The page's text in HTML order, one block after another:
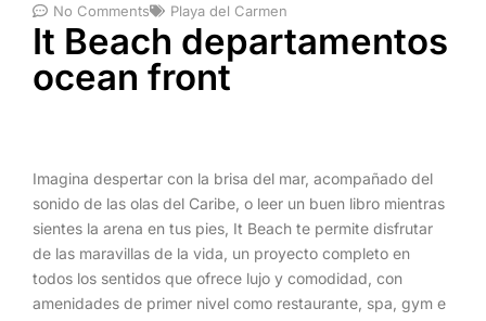
No Comments Playa del Carmen
It Beach departamentos
ocean front
Imagina despertar con la brisa del mar, acompañado del
sonido de las olas del Caribe, o leer un buen libro mientras
sientes la arena en tus pies, It Beach te permite disfrutar
de las maravillas de la vida, un proyecto completo en
todos los sentidos que ofrece lujo y comodidad, con
amenidades de primer nivel como restaurante, spa, gym e